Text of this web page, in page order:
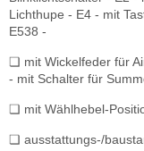
Lichthupe - E4 - mit
E538 -
❏ mit Wickelfeder für
- mit Schalter für
❏ mit Wählhebel-
❏ ausstattungs-/